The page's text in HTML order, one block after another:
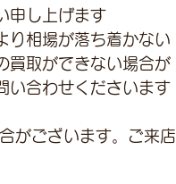
申し上げます
り相場が落ち着かない
買取ができない場合が
い合わせくださいます
がございます。ご来店